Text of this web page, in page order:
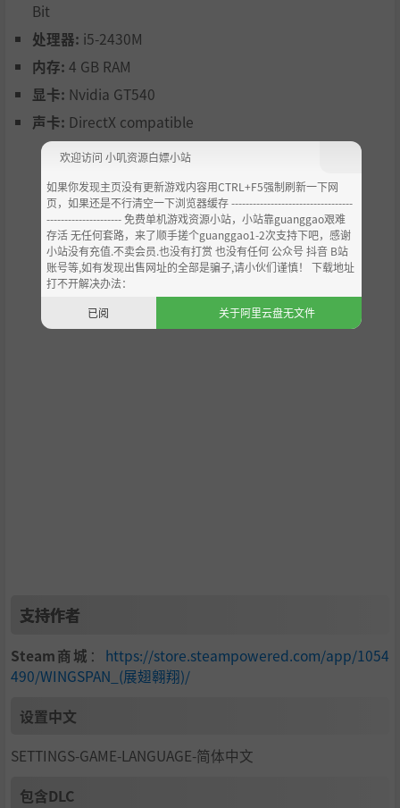
Bit
处理器: i5-2430M
内存: 4 GB RAM
显卡: Nvidia GT540
声卡: DirectX compatible
支持作者
Steam商城 ： https://store.steampowered.com/app/1054
490/WINGSPAN_(展翅翱翔)/
设置中文
SETTINGS-GAME-LANGUAGE-简体中文
包含DLC
欢迎访问 小叽资源白嫖小站
如果你发现主页没有更新游戏内容用CTRL+F5强制刷新一下网
页，如果还是不行清空一下浏览器缓存 ----------------------------------
--------------------- 免费单机游戏资源小站，小站靠guanggao艰难
存活 无任何套路，来了顺手搓个guanggao1-2次支持下吧，感谢
小站没有充值.不卖会员.也没有打赏 也没有任何 公众号 抖音 B站
账号等,如有发现出售网址的全部是骗子,请小伙们谨慎！ 下载地址
打不开解决办法：
已阅
关于阿里云盘无文件